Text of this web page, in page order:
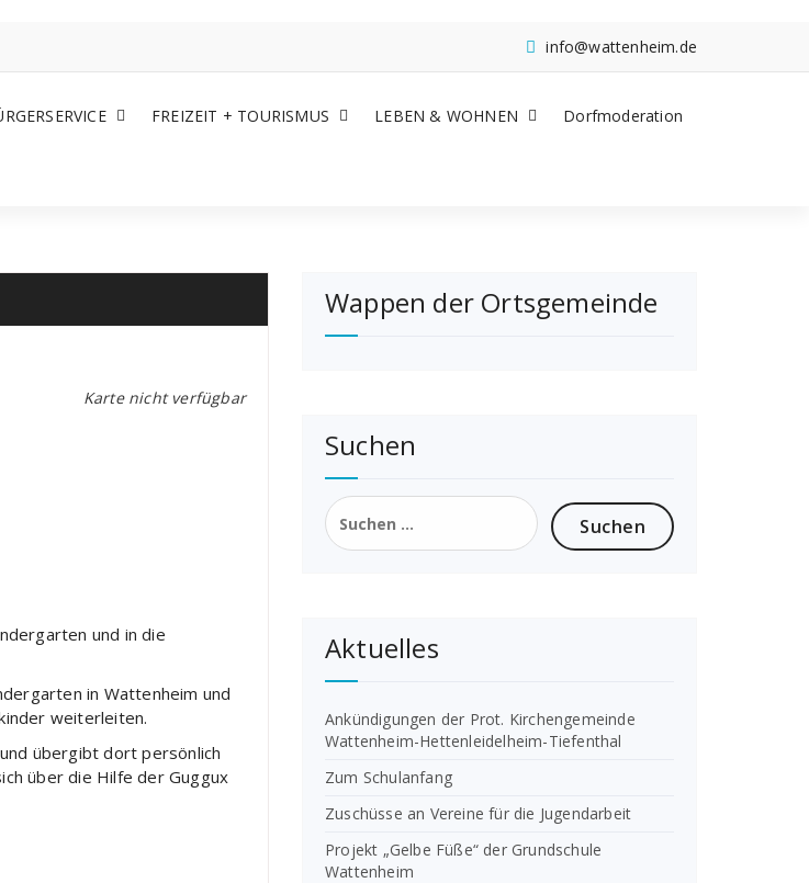
info@wattenheim.de
FREIZEIT + TOURISMUS LEBEN & WOHNEN Dorfmoderation
Karte nicht verfügbar
und in die
in Wattenheim und
weiterleiten.
übergibt dort persönlich
über die Hilfe der Guggux
Wappen der Ortsgemeinde
Suchen
Suchen
nach:
Aktuelles
Ankündigungen der Prot. Kirchengemeinde
Wattenheim-Hettenleidelheim-Tiefenthal
Zum Schulanfang
Zuschüsse an Vereine für die Jugendarbeit
Projekt „Gelbe Füße“ der Grundschule
Wattenheim